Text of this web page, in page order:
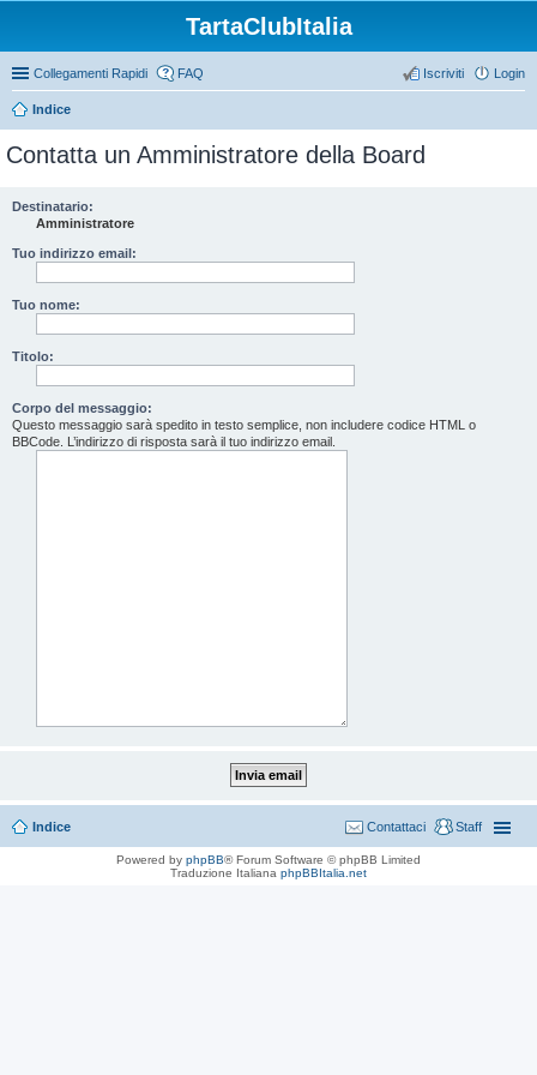
TartaClubItalia
Collegamenti Rapidi FAQ Login
Iscriviti
Indice
Contatta un Amministratore della Board
Destinatario:
Amministratore
Tuo indirizzo email:
Tuo nome:
Titolo:
Corpo del messaggio:
Questo messaggio sarà spedito in testo semplice, non includere codice HTML o
BBCode. L’indirizzo di risposta sarà il tuo indirizzo email.
Indice Staff
Contattaci
Powered by phpBB® Forum Software © phpBB Limited
Traduzione Italiana phpBBItalia.net